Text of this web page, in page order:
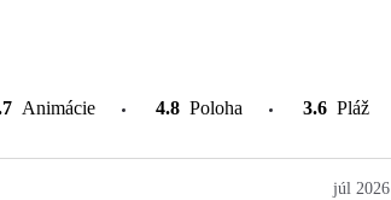
Animácie 4.8 Poloha 3.6 Pláž
júl 2026